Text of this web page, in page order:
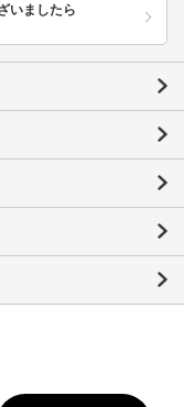
いましたら